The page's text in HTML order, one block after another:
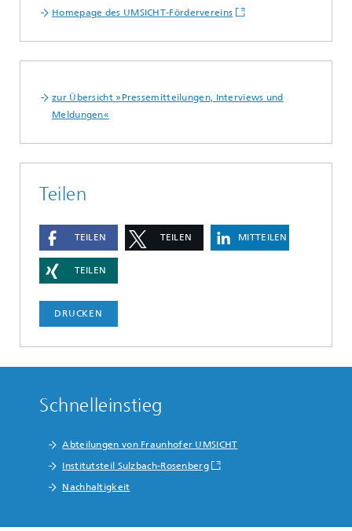
Homepage des UMSICHT-Fördervereins
zur Übersicht »Pressemitteilungen, Interviews und
Meldungen«
Teilen
TEILEN TEILEN MITTEILEN
TEILEN
DRUCKEN
Schnelleinstieg
Abteilungen von Fraunhofer UMSICHT
Institutsteil Sulzbach-Rosenberg
Nachhaltigkeit